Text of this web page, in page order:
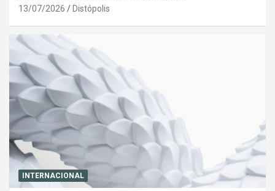
13/07/2026 Distópolis
INTERNACIONAL